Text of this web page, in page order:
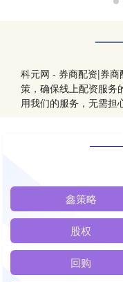
科元网 - 券商配资|券
策，确保线上配资服务
用我们的服务，无需担
鑫策略
股权
回购